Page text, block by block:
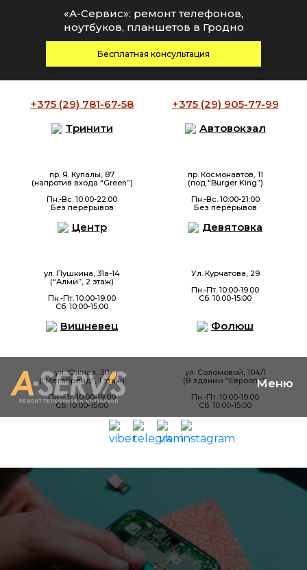
+375 (29) 781-67-58 +375 (29) 905-77-99
Тринити
пр. Я. Купалы, 87
(напротив входа “Green”)
Пн.-Вс. 10:00-22:00
Без перерывов
Автовокзал
пр. Космонавтов, 11
(под “Burger King”)
Пн.-Вс. 10:00-21:00
Без перерывов
Центр
ул. Пушкина, 31а-14
(“Алми”, 2 этаж)
Пн.-Пт. 10:00-19:00
Сб. 10:00-15:00
Девятовка
Ул. Курчатова, 29
Пн.-Пт. 10:00-19:00
Сб. 10:00-15:00
Вишневец
ул. Южная, 30
(“Мегабренд”, 1 этаж)
Пн.-Пт. 10:00-19:00
Сб. 10:00-15:00
Фолюш
ул. Соломовой, 104/1
(В здании “Евроопт”)
Пн.-Пт. 10:00-19:00
Сб. 10:00-15:00
«А-Сервис»: ремонт телефонов,
ноутбуков, планшетов в Гродно
Бесплатная консультация